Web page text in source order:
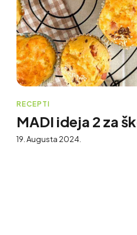
RECEPTI
MADI ideja 2 za
19. Augusta 2024.